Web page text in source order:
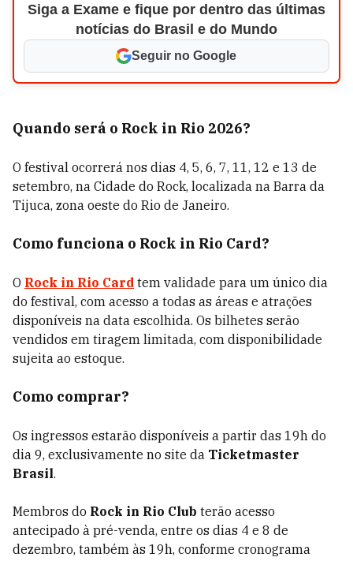
Siga a Exame e fique por dentro das últimas
notícias do Brasil e do Mundo
Seguir no Google
Quando será o Rock in Rio 2026?
O festival ocorrerá nos dias 4, 5, 6, 7, 11, 12 e 13 de
setembro, na Cidade do Rock, localizada na Barra da
Tijuca, zona oeste do Rio de Janeiro.
Como funciona o Rock in Rio Card?
O Rock in Rio Card tem validade para um único dia
do festival, com acesso a todas as áreas e atrações
disponíveis na data escolhida. Os bilhetes serão
vendidos em tiragem limitada, com disponibilidade
sujeita ao estoque.
Como comprar?
Os ingressos estarão disponíveis a partir das 19h do
dia 9, exclusivamente no site da Ticketmaster
Brasil.
Membros do Rock in Rio Club terão acesso
antecipado à pré-venda, entre os dias 4 e 8 de
dezembro, também às 19h, conforme cronograma